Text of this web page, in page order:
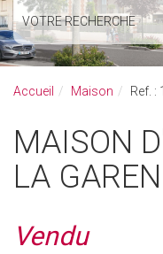
VOTRE RECHERCHE
Accueil Maison Ref. :
MAISON D'ARCHITECTE
LA
Vendu